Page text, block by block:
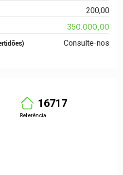
200,00
350.000,00
Consulte-nos
16717
Referência